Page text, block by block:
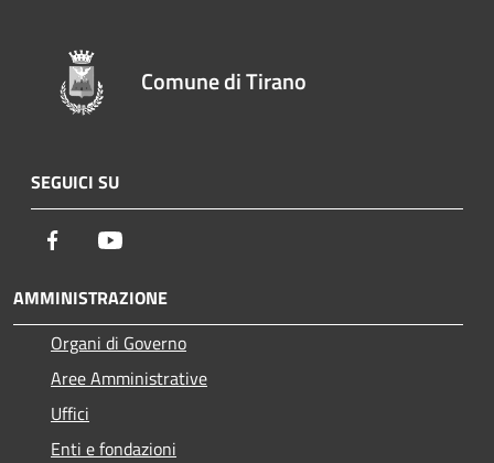
Comune di Tirano
SEGUICI SU
Facebook
AMMINISTRAZIONE
Organi di Governo
Aree Amministrative
Uffici
Enti e fondazioni